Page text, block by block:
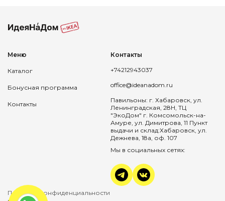
Меню
Каталог
Бонусная программа
Контакты
Контакты
+74212943037
office@ideanadom.ru
Павильоны: г. Хабаровск, ул.
Ленинградская, 28Н, ТЦ
"ЭкоДом" г. Комсомольск-на-
Амуре, ул. Димитрова, 11 Пункт
выдачи и склад:Хабаровск, ул.
Дежнева, 18а, оф. 107
Мы в социальных сетях:
Политика конфиденциальности